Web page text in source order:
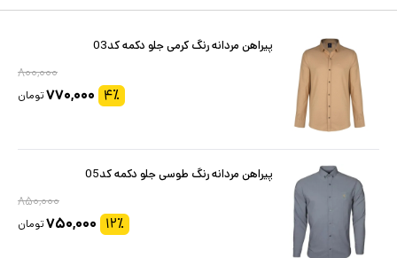
پیراهن مردانه رنگ کرمی جلو دکمه کد03
۸۰۰,۰۰۰
۴٪ ۷۷۰,۰۰۰تومان
پیراهن مردانه رنگ طوسی جلو دکمه کد05
۸۵۰,۰۰۰
۱۲٪ ۷۵۰,۰۰۰تومان